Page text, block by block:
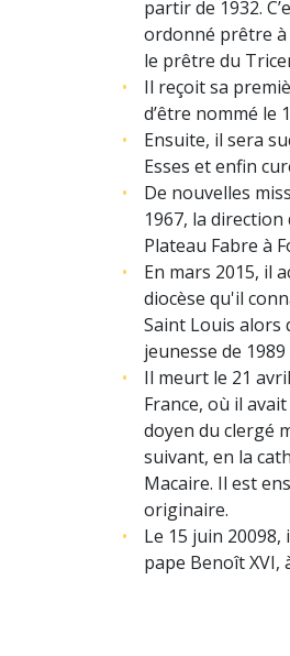
partir de 1932.
ordonné prêtre à
le prêtre du
Il reçoit sa
d’être nommé le
Ensuite, il sera
Esses et enfin
De nouvelles
1967, la
Plateau Fabre à
En mars 2015, il
diocèse qu'il
Saint Louis alors
jeunesse de
Il meurt le 21
France, où il
doyen du clergé
suivant, en la
Macaire. Il est
originaire.
Le 15 juin 20098,
pape Benoît XVI,